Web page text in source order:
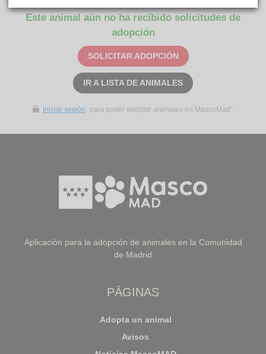
Este animal aún no ha recibido solicitudes de
adopción
SOLICITAR ADOPCIÓN
IR A LISTA DE ANIMALES
Iniciar sesión para poder adoptar animales en MascoMad*
Aplicación para la adopción de animales en la Comunidad
de Madrid
PÁGINAS
Adopta un animal
Avisos